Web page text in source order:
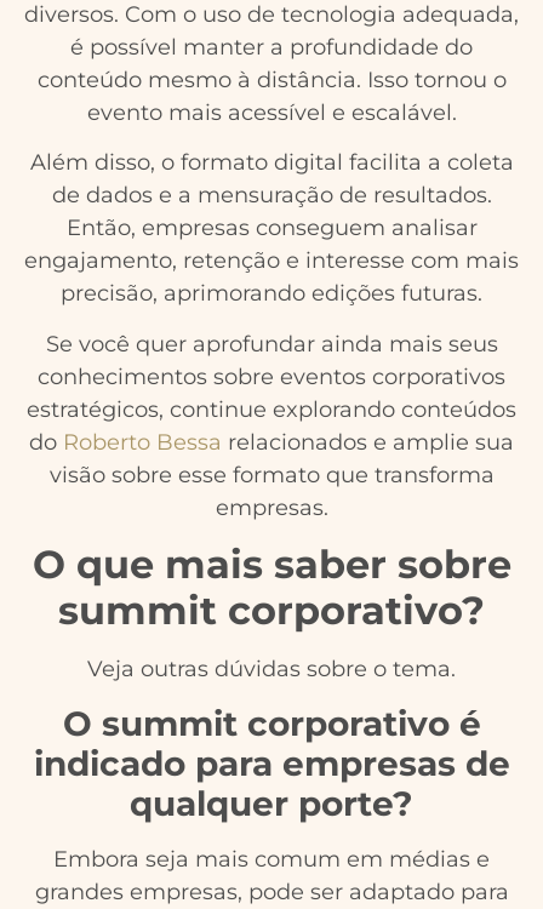
diversos. Com o uso de tecnologia adequada,
é possível manter a profundidade do
conteúdo mesmo à distância. Isso tornou o
evento mais acessível e escalável.
Além disso, o formato digital facilita a coleta
de dados e a mensuração de resultados.
Então, empresas conseguem analisar
engajamento, retenção e interesse com mais
precisão, aprimorando edições futuras.
Se você quer aprofundar ainda mais seus
conhecimentos sobre eventos corporativos
estratégicos, continue explorando conteúdos
do Roberto Bessa relacionados e amplie sua
visão sobre esse formato que transforma
empresas.
O que mais saber sobre
summit corporativo?
Veja outras dúvidas sobre o tema.
O summit corporativo é
indicado para empresas de
qualquer porte?
Embora seja mais comum em médias e
grandes empresas, pode ser adaptado para